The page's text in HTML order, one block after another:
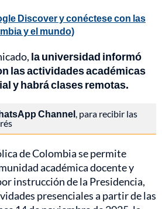
Discover y conéctese con las
y el mundo)
la universidad informó
las actividades académicas
y habrá clases remotas.
Channel , para recibir las
de Colombia se permite
académica docente y
instrucción de la Presidencia,
presenciales a partir de las